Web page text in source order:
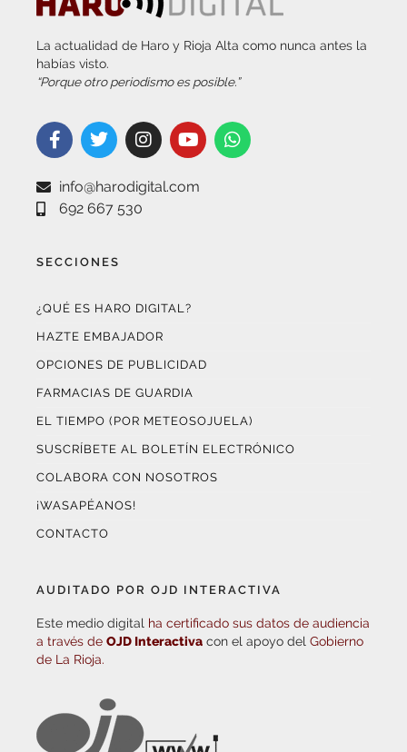
La actualidad de Haro y Rioja Alta como nunca antes la
habías visto.
“Porque otro periodismo es posible.”
info@harodigital.com
692 667 530
SECCIONES
¿QUÉ ES HARO DIGITAL?
HAZTE EMBAJADOR
OPCIONES DE PUBLICIDAD
FARMACIAS DE GUARDIA
EL TIEMPO (POR METEOSOJUELA)
SUSCRÍBETE AL BOLETÍN ELECTRÓNICO
COLABORA CON NOSOTROS
¡WASAPÉANOS!
CONTACTO
AUDITADO POR OJD INTERACTIVA
Este medio digital ha certificado sus datos de audiencia
a través de OJD Interactiva con el apoyo del Gobierno
de La Rioja.